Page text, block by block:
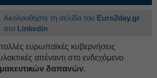
Ακολουθήστε τη σελίδα του Euro2day.gr
στο Linkedin
ευρωπαϊκές κυβερνήσεις
απέναντι στο ενδεχόμενο
δαπανών.